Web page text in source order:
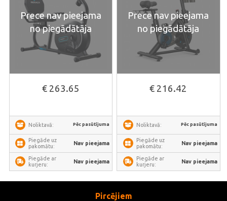
Prece nav pieejama
no piegādātāja
€ 263.65
Noliktavā: Pēc pasūtījuma
Piegāde uz
pakomātu:
Nav pieejama
Piegāde ar
kurjeru:
Nav pieejama
Prece nav pieejama
no piegādātāja
€ 216.42
Noliktavā: Pēc pasūtījuma
Piegāde uz
pakomātu:
Nav pieejama
Piegāde ar
kurjeru:
Nav pieejama
Pircējiem